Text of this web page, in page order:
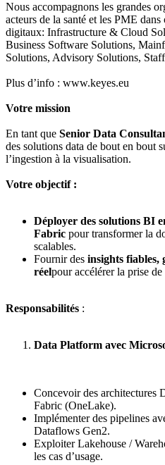
Nous accompagnons les grandes
acteurs de la santé et les PME
digitaux: Infrastructure & Cloud
Business Software Solutions,
Solutions, Advisory Solutions,
Plus d’info : www.keyes.eu
Votre mission
En tant que Senior Data
des solutions data de bout en bout
l’ingestion à la visualisation.
Votre objectif :
Déployer des solutions BI
Fabric pour transformer la
scalables.
Fournir des insights fiables,
réelpour accélérer la prise
Responsabilités :
Data Platform avec
Concevoir des architectures
Fabric (OneLake).
Implémenter des pipelines
Dataflows Gen2.
Exploiter Lakehouse /
les cas d’usage.